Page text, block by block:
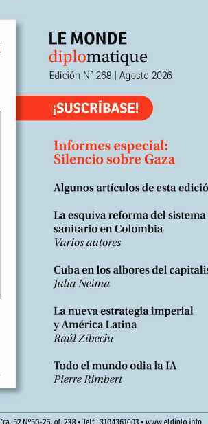
más ideologizada, más
como nunca antes se
ahora levanta imperios.